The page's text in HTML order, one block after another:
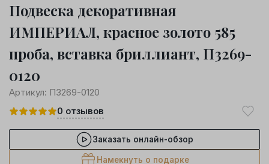
Подвеска декоративная
ИМПЕРИАЛ, красное золото 585
проба, вставка бриллиант, П3269-
0120
Артикул: П3269-0120
0 отзывов
Заказать онлайн-обзор
Намекнуть о подарке